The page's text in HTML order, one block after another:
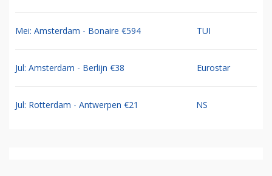
Mei: Amsterdam - Bonaire €594 TUI
Jul: Amsterdam - Berlijn €38 Eurostar
Jul: Rotterdam - Antwerpen €21 NS